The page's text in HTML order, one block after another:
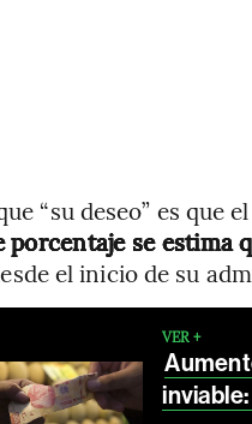
“su deseo” es que
porcentaje se estima
el inicio de su
VER +